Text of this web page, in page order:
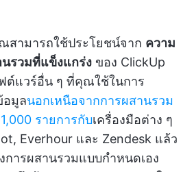
สามารถใช้ประโยชน์จาก ความ
รวมที่แข็งแกร่ง ของ ClickUp
ต์แวร์อื่น ๆ ที่คุณใช้ในการ
อมูลนอกเหนือจากการผสานรวม
รายการกับเครื่องมือต่าง ๆ
Everhour และ Zendesk แล้ว
ารผสานรวมแบบกำหนดเอง